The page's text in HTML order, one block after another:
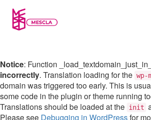
Notice: Function
incorrectly. Translation loading for the
domain was triggered too early. This is
some code in the plugin or theme running
Translations should be loaded at the init
Please see Debugging in WordPressfor